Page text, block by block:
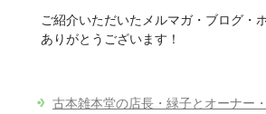
ご紹介いただいたメルマガ・ブログ・
ありがとうございます！
古本雑本堂の店長・緑子とオーナー